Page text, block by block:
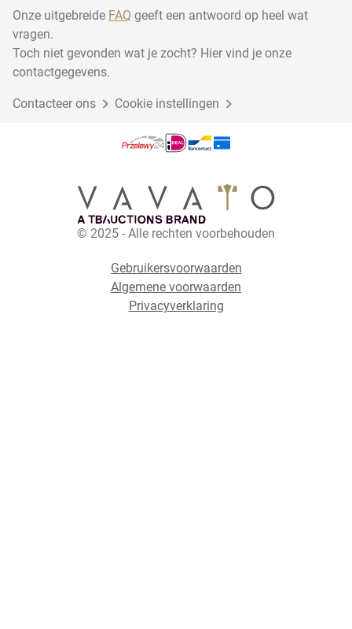
Onze uitgebreide FAQ geeft een antwoord op heel wat
vragen.
Toch niet gevonden wat je zocht? Hier vind je onze
contactgegevens.
Contacteer ons Cookie instellingen
© 2025 - Alle rechten voorbehouden
Gebruikersvoorwaarden
Algemene voorwaarden
Privacyverklaring